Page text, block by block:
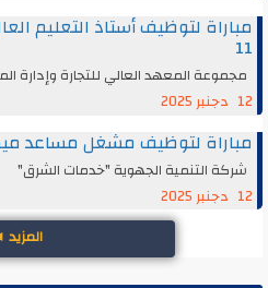
مباراة لتوظيف أستاذ التعليم
11
مجموعة المعهد العالي للتجارة وإدارة
12 دجنبر 2025
مباراة لتوظيف مشغل مساعد
شركة التنمية الجهوية "خدمات الشرق"
12 دجنبر 2025
المزيد◄